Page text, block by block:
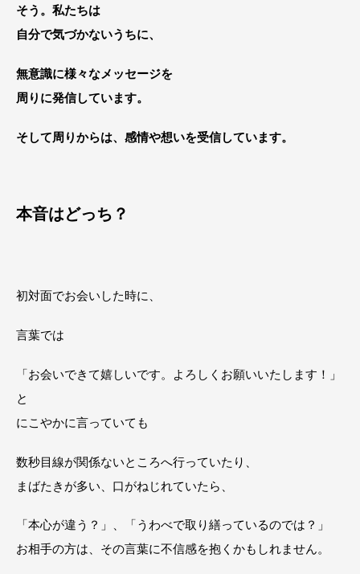
そう。私たちは
自分で気づかないうちに、
無意識に様々なメッセージを
周りに発信しています。
そして周りからは、感情や想いを受信しています。
本音はどっち？
初対面でお会いした時に、
言葉では
「お会いできて嬉しいです。よろしくお願いいたします！」
と
にこやかに言っていても
数秒目線が関係ないところへ行っていたり、
まばたきが多い、口がねじれていたら、
「本心が違う？」、「うわべで取り繕っているのでは？」
お相手の方は、その言葉に不信感を抱くかもしれません。